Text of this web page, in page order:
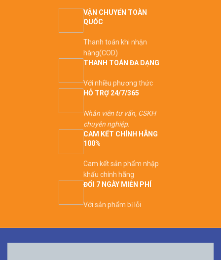
VẬN CHUYỂN TOÀN
QUỐC
Thanh toán khi nhận
hàng(COD)
THANH TOÁN ĐA DẠNG
Với nhiều phương thức
HỖ TRỢ 24/7/365
Nhân viên tư vấn, CSKH
chuyên nghiệp.
CAM KẾT CHÍNH HÃNG
100%
Cam kết sản phẩm nhập
khẩu chính hãng
ĐỔI 7 NGÀY MIỄN PHÍ
Với sản phẩm bị lỗi